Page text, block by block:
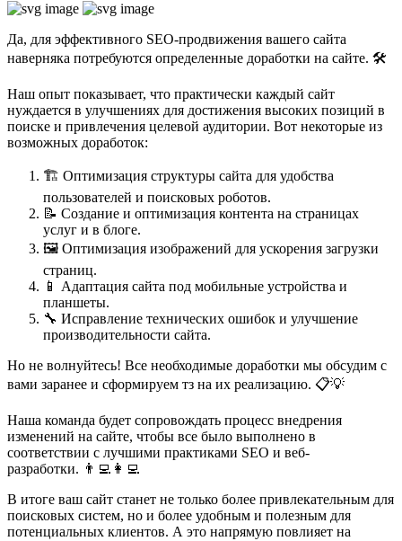
Да, для эффективного SEO-продвижения вашего сайта
наверняка потребуются определенные доработки на сайте. 🛠️
Наш опыт показывает, что практически каждый сайт
нуждается в улучшениях для достижения высоких позиций в
поиске и привлечения целевой аудитории. Вот некоторые из
возможных доработок:
🏗️ Оптимизация структуры сайта для удобства
пользователей и поисковых роботов.
📝 Создание и оптимизация контента на страницах
услуг и в блоге.
🖼️ Оптимизация изображений для ускорения загрузки
страниц.
📱 Адаптация сайта под мобильные устройства и
планшеты.
🔧 Исправление технических ошибок и улучшение
производительности сайта.
Но не волнуйтесь! Все необходимые доработки мы обсудим с
вами заранее и сформируем тз на их реализацию. 📋💡
Наша команда будет сопровождать процесс внедрения
изменений на сайте, чтобы все было выполнено в
соответствии с лучшими практиками SEO и веб-
разработки. 👨‍💻👩‍💻
В итоге ваш сайт станет не только более привлекательным для
поисковых систем, но и более удобным и полезным для
потенциальных клиентов. А это напрямую повлияет на